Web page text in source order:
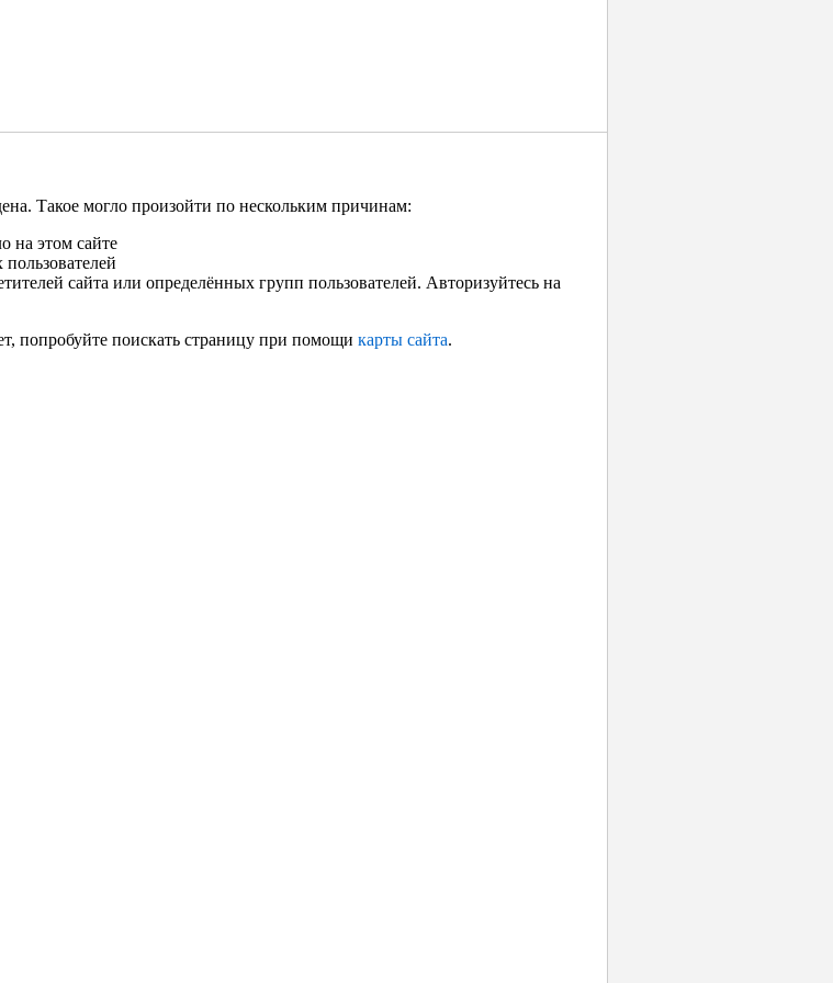
Такое могло произойти по нескольким причинам:
на этом сайте
сайта или определённых групп пользователей. Авторизуйтесь на
попробуйте поискать страницу при помощи карты сайта.